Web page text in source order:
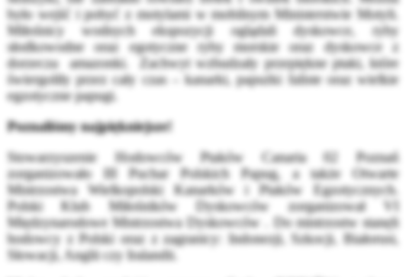
było wejść i pobyć z motylami w mobilnym Ministerstwie Motyli.
Miłośnicy wodnych ekspozycji oglądali dyskowce, ryby
słodkowodne oraz egotyczne ryby morskie oraz dyskowce z
dorzecza amazonki. Zachwyt wzbudzały przepiękne ptaki, które
świergoliły przez cały czas – kanarki, papużki faliste oraz wielkie
egzotyczne papugi.
Poznaliśmy najpiękniejsze!
Stowarzyszenie Hodowców Ptaków Canaria 02 Poznań
zorganizowało III Puchar Polskich Papug, a także Otwarte
Mistrzostwa Wielkopolski Kanarków i Ptaków Egzotycznych.
Polski Klub Miłośników Dyskowców zorganizował VI
Międzynarodowe Mistrzostwa Dyskowców . Do mistrzostw stanęli
hodowcy z Polski oraz z zagranicy: Indonezji, Szkocji, Białorusi,
Słowacji, Anglii czy Iralandii.